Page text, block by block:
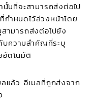
นั้นที่จะสามารถส่งต่อไป
ำหนดไว้ล่วงหน้าโดย
ามารถส่งต่อไปยัง
ความสำคัญที่ระบุ
อัตโนมัติ
ลแล้ว อีเมลที่ถูกส่งจาก